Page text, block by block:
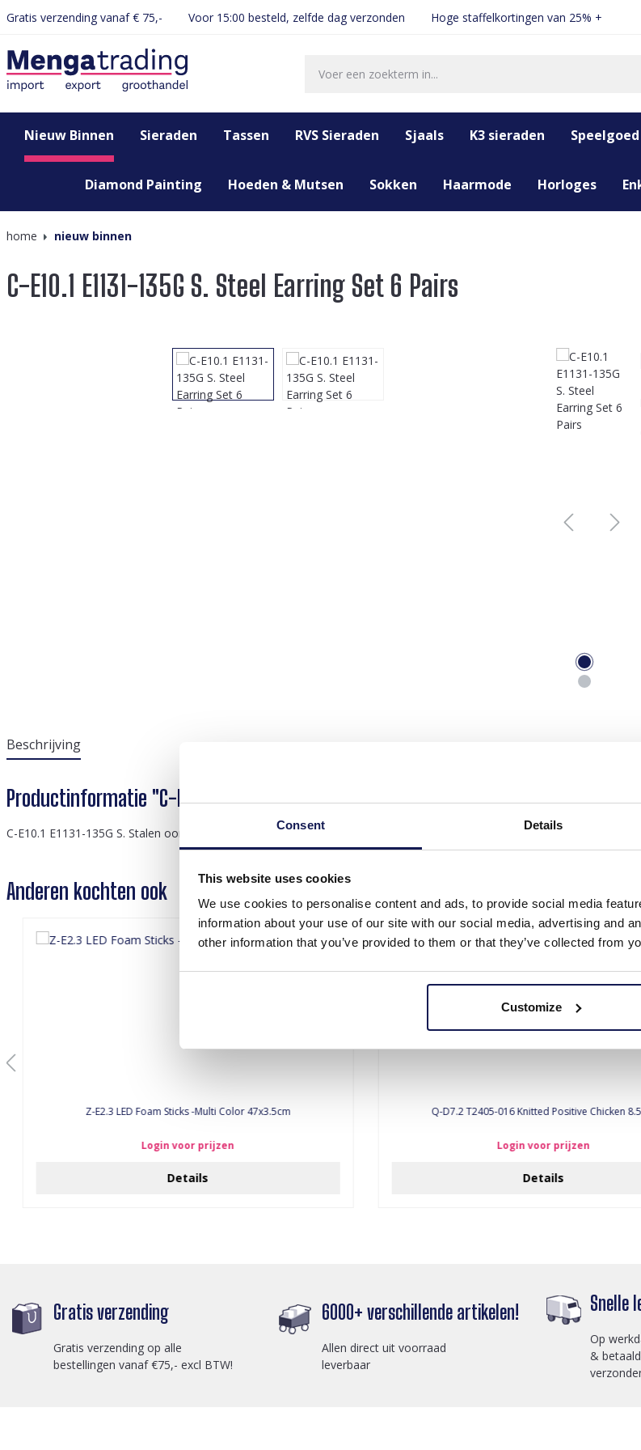
Consent Details
This website uses cookies
We use cookies to personalise content and ads, to provide social media
information about your use of our site with our social media, advertising and
other information that you’ve provided to them or that they’ve collected from
Customize
Ga naar de hoofdnavigatie
Gratis verzending vanaf € 75,- Voor 15:00 besteld, zelfde dag verzonden Hoge staffelkortingen van 25% +
Nieuw Binnen Sieraden Tassen RVS Sieraden Sjaals K3 sieraden Speelgoed
Diamond Painting Hoeden & Mutsen Sokken Haarmode Horloges
home nieuw binnen
C-E10.1 E1131-135G S. Steel Earring Set 6 Pairs
Beschrijving
Productinformatie "C-E10.1 E1131-135G S. Steel Earring Set 6 Pairs"
C-E10.1 E1131-135G S. Stalen oorbellenset 6 paar
Anderen kochten ook
Z-E2.3 LED Foam Sticks -Multi Color 47x3.5cm
Login voor prijzen
Details
Q-D7.2 T2405-016 Knitted Positive Chicken
Login voor prijzen
Details
Gratis verzending
Gratis verzending op alle
bestellingen vanaf €75,- excl BTW!
6000+ verschillende artikelen!
Allen direct uit voorraad
leverbaar
Snelle
Op
&